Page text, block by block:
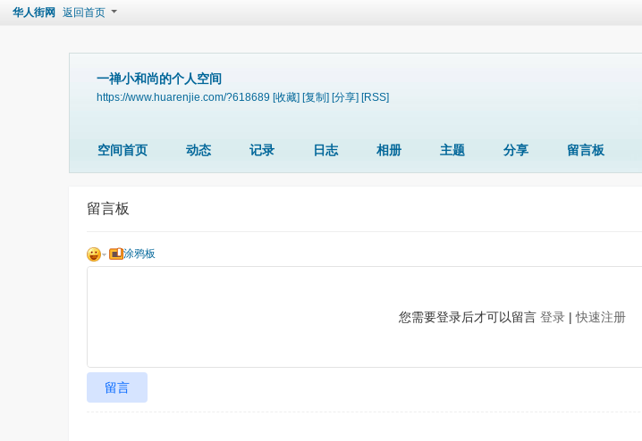
华人街网 返回首页
一禅小和尚的个人空间
https://www.huarenjie.com/?618689 [收藏] [复制] [分享] [RSS]
空间首页 动态 记录 日志 相册 主题 分享 留言板
留言板
涂鸦板
您需要登录后才可以留言登录 |快速注册
留言